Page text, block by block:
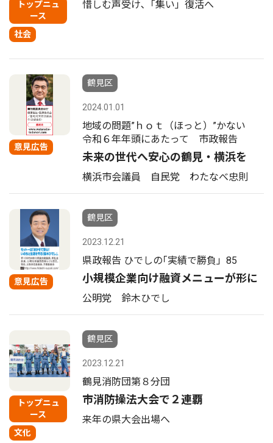
トップニュ
ース
社会
惜しむ声受け､「集い」復活へ
意見広告
鶴見区
2024.01.01
地域の問題”ｈｏｔ（ほっと）”かない
令和６年年頭にあたって 市政報告
未来の世代へ安心の鶴見・横浜を
横浜市会議員 自民党 わたなべ忠則
意見広告
鶴見区
2023.12.21
県政報告 ひでしの｢実績で勝負」85
小規模企業向け融資メニューが形に
公明党 鈴木ひでし
トップニュ
ース
文化
鶴見区
2023.12.21
鶴見消防団第８分団
市消防操法大会で２連覇
来年の県大会出場へ